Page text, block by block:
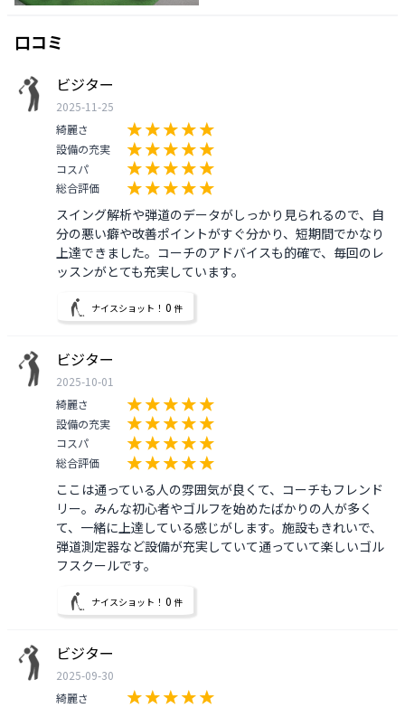
口コミ
ビジター
2025-11-25
綺麗さ
設備の充実
コスパ
総合評価
スイング解析や弾道のデータがしっかり見られるので、自
分の悪い癖や改善ポイントがすぐ分かり、短期間でかなり
上達できました。コーチのアドバイスも的確で、毎回のレ
ッスンがとても充実しています。
ナイスショット！ 0 件
ビジター
2025-10-01
綺麗さ
設備の充実
コスパ
総合評価
ここは通っている人の雰囲気が良くて、コーチもフレンド
リー。みんな初心者やゴルフを始めたばかりの人が多く
て、一緒に上達している感じがします。施設もきれいで、
弾道測定器など設備が充実していて通っていて楽しいゴル
フスクールです。
ナイスショット！ 0 件
ビジター
2025-09-30
綺麗さ